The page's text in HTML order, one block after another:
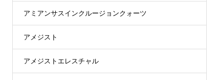
アミアンサスインクルージョンクォーツ
アメジスト
アメジストエレスチャル